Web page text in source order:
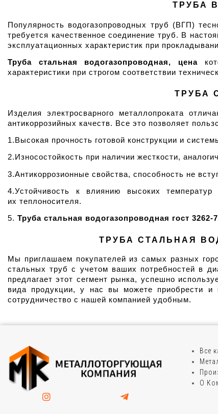
ТРУБА
Популярность водогазопроводных труб (ВГП)
требуется качественное соединение труб. В
эксплуатационных характеристик при
Труба стальная водогазопроводная, цена
характеристики при строгом соответствии
ТРУБА
Изделия электросварного металлопроката
антикоррозийных качеств. Все это позволяет
1.Высокая прочность готовой конструкции и
2.Износостойкость при наличии жесткости,
3.Антикоррозионные свойства, способность не
4.Устойчивость к влиянию высоких
их теплоносителя.
5. Труба стальная водогазопроводная гост 3262-
ТРУБА СТАЛЬНАЯ
Мы приглашаем покупателей из самых разных
стальных труб с учетом ваших потребностей в
предлагает этот сегмент рынка, успешно
вида продукции, у нас вы можете приобрести и
сотрудничество с нашей компанией удобным.
Все
О